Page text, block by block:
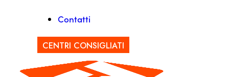
Contatti
CENTRI CONSIGLIATI